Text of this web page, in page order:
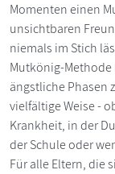
Momenten einen
unsichtbaren
niemals im Stich
Mutkönig-
ängstliche Phasen
vielfältige Weise -
Krankheit, in der
der Schule oder
Für alle Eltern, die